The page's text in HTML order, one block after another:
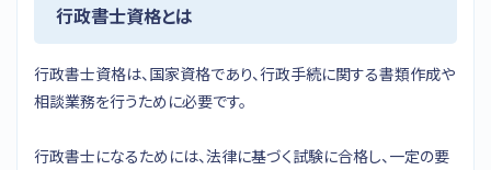
行政書士資格とは
行政書士資格は、国家資格であり、行政手続に関する書類作成や
相談業務を行うために必要です。
行政書士になるためには、法律に基づく試験に合格し、一定の要